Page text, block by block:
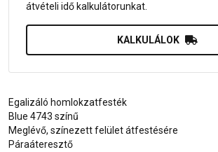
átvételi idő kalkulátorunkat.
KALKULÁLOK
Egalizáló homlokzatfesték
Blue 4743 színű
Meglévő, színezett felület átfestésére
Páraáteresztő